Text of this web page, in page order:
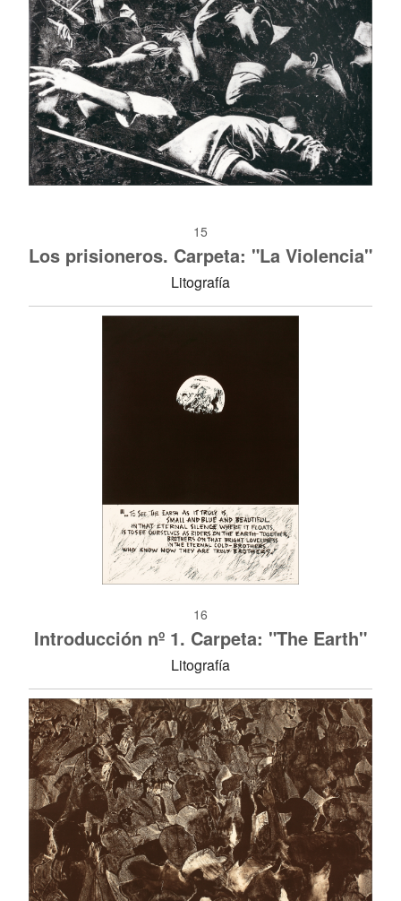
15
Los prisioneros. Carpeta: "La Violencia"
Litografía
16
Introducción nº 1. Carpeta: "The Earth"
Litografía